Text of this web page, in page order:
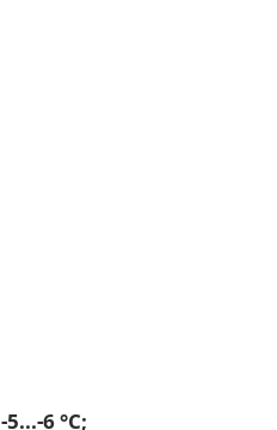
-5...-6 °С;